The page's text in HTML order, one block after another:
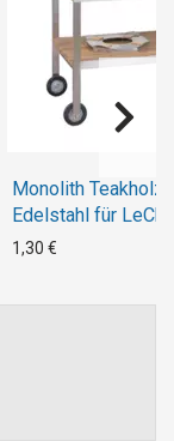
Monolith
Edelstahl für
1,30 €